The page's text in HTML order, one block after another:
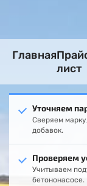
Главная
лист
Уточняем
Сверяем
добавок.
Проверяем
Учитываем
бетононасосе.